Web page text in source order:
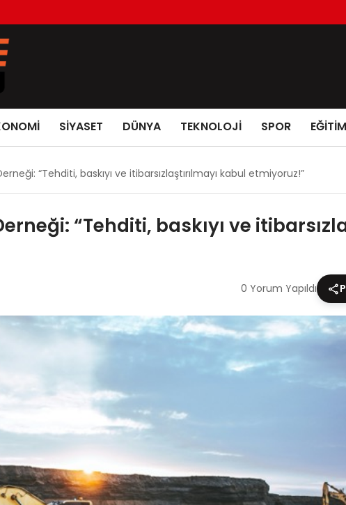
SİYASET DÜNYA TEKNOLOJİ SPOR EĞİTİM
“Tehditi, baskıyı ve itibarsızlaştırılmayı kabul etmiyoruz!”
“Tehditi, baskıyı ve
0 Yorum Yapıldı